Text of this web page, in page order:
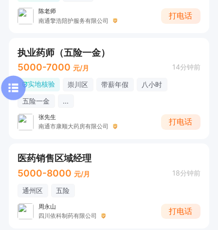
陈老师
南通擎浩陪护服务有限公司
打电话
执业药师（五险一金）
5000-7000 元/月 14分钟前
实地核验 崇川区 带薪年假
八小时
五险一金
...
张先生
南通市康顺大药房有限公司
打电话
医药销售区域经理
5000-8000 元/月 18分钟前
通州区 五险
周永山
四川依科制药有限公司
打电话